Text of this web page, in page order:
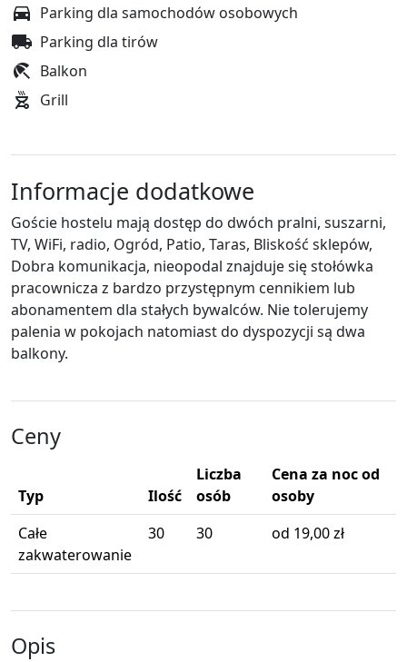
Parking dla samochodów osobowych
Parking dla tirów
Balkon
Grill
Informacje dodatkowe
Goście hostelu mają dostęp do dwóch pralni, suszarni,
TV, WiFi, radio, Ogród, Patio, Taras, Bliskość sklepów,
Dobra komunikacja, nieopodal znajduje się stołówka
pracownicza z bardzo przystępnym cennikiem lub
abonamentem dla stałych bywalców. Nie tolerujemy
palenia w pokojach natomiast do dyspozycji są dwa
balkony.
Ceny
Typ Ilość
Liczba
osób
Cena za noc od
osoby
Całe
zakwaterowanie
30 30 od 19,00 zł
Opis